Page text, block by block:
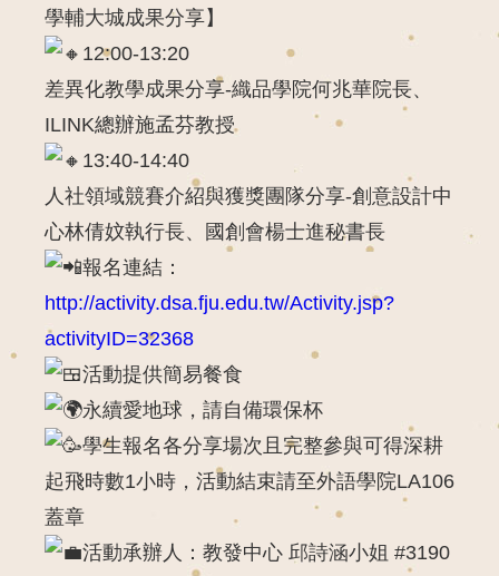
學輔大城成果分享】
12:00-13:20
差異化教學成果分享-織品學院何兆華院長、
ILINK總辦施孟芬教授
13:40-14:40
人社領域競賽介紹與獲獎團隊分享-創意設計中
心林倩妏執行長、國創會楊士進秘書長
報名連結：
http://activity.dsa.fju.edu.tw/Activity.jsp?
activityID=32368
活動提供簡易餐食
永續愛地球，請自備環保杯
學生報名各分享場次且完整參與可得深耕
起飛時數1小時，活動結束請至外語學院LA106
蓋章
活動承辦人：教發中心 邱詩涵小姐 #3190